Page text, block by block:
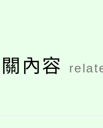
內容